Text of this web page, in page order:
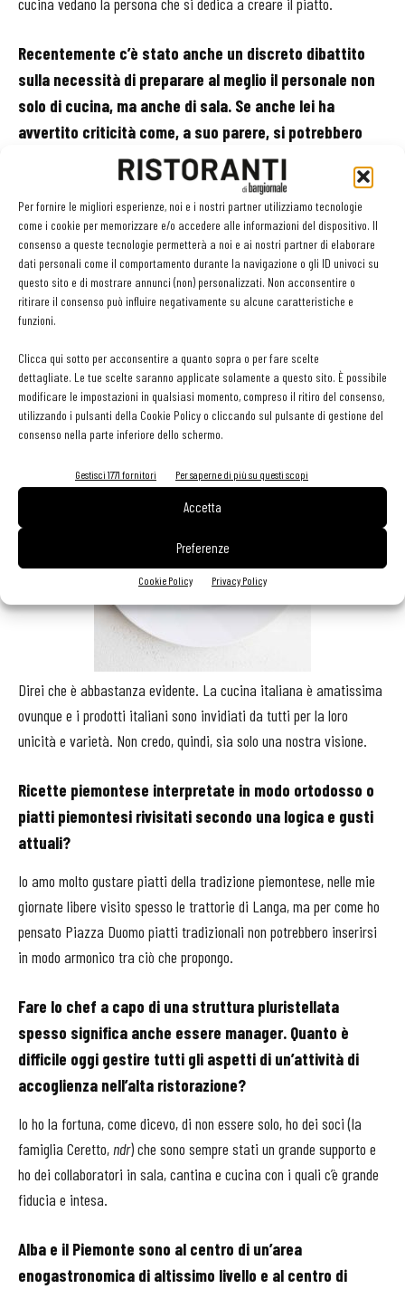
Per fornire le migliori esperienze, noi e i nostri partner utilizziamo tecnologie
come i cookie per memorizzare e/o accedere alle informazioni del dispositivo. Il
consenso a queste tecnologie permetterà a noi e ai nostri partner di elaborare
dati personali come il comportamento durante la navigazione o gli ID univoci su
questo sito e di mostrare annunci (non) personalizzati. Non acconsentire o
ritirare il consenso può influire negativamente su alcune caratteristiche e
funzioni.
Clicca qui sotto per acconsentire a quanto sopra o per fare scelte
dettagliate. Le tue scelte saranno applicate solamente a questo sito. È possibile
modificare le impostazioni in qualsiasi momento, compreso il ritiro del consenso,
utilizzando i pulsanti della Cookie Policy o cliccando sul pulsante di gestione del
consenso nella parte inferiore dello schermo.
Gestisci 1771 fornitori Per saperne di più su questi scopi
Accetta
Preferenze
Cookie Policy Privacy Policy
Recentemente c’è stato anche un discreto dibattito
sulla necessità di preparare al meglio il personale non
solo di cucina, ma anche di sala. Se anche lei ha
avvertito criticità come, a suo parere, si potrebbero
Il team è fondamentale. Un ristorante è una macchina complessa e
quindi necessario che tutto sia vissuto in armonia. Fondamentale
la preparazione. Se miri a soddisfare il cliente tutto deve essere
svolto, semplicemente, nel migliore dei modi.
La cucina italiana è vista, soprattutto nel nostro
davvero così oppure è solo la nostra visione?
Direi che è abbastanza evidente. La cucina italiana è amatissima
ovunque e i prodotti italiani sono invidiati da tutti per la loro
unicità e varietà. Non credo, quindi, sia solo una nostra visione.
Ricette piemontese interpretate in modo ortodosso o
piatti piemontesi rivisitati secondo una logica e gusti
attuali?
Io amo molto gustare piatti della tradizione piemontese, nelle mie
giornate libere visito spesso le trattorie di Langa, ma per come ho
pensato Piazza Duomo piatti tradizionali non potrebbero inserirsi
in modo armonico tra ciò che propongo.
Fare lo chef a capo di una struttura pluristellata
spesso significa anche essere manager. Quanto è
difficile oggi gestire tutti gli aspetti di un’attività di
accoglienza nell’alta ristorazione?
Io ho la fortuna, come dicevo, di non essere solo, ho dei soci (la
famiglia Ceretto, ndr) che sono sempre stati un grande supporto e
ho dei collaboratori in sala, cantina e cucina con i quali c’è grande
fiducia e intesa.
Alba e il Piemonte sono al centro di un’area
enogastronomica di altissimo livello e al centro di